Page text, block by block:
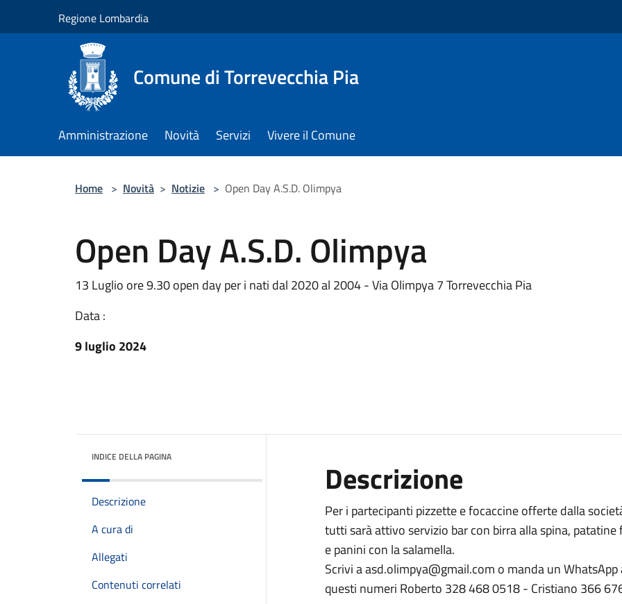
Regione Lombardia
Comune di Torrevecchia Pia
Amministrazione Novità Servizi Vivere il Comune
Home > Novità > Notizie > Open Day A.S.D. Olimpya
Open Day A.S.D. Olimpya
13 Luglio ore 9.30 open day per i nati dal 2020 al 2004 - Via Olimpya 7 Torrevecchia Pia
Data :
9 luglio 2024
INDICE DELLA PAGINA
Descrizione
A cura di
Allegati
Contenuti correlati
Descrizione
Per i partecipanti pizzette e focaccine offerte dalla
tutti sarà attivo servizio bar con birra alla spina,
e panini con la salamella.
Scrivi a asd.olimpya@gmail.com o manda un
questi numeri Roberto 328 468 0518 - Cristiano 366